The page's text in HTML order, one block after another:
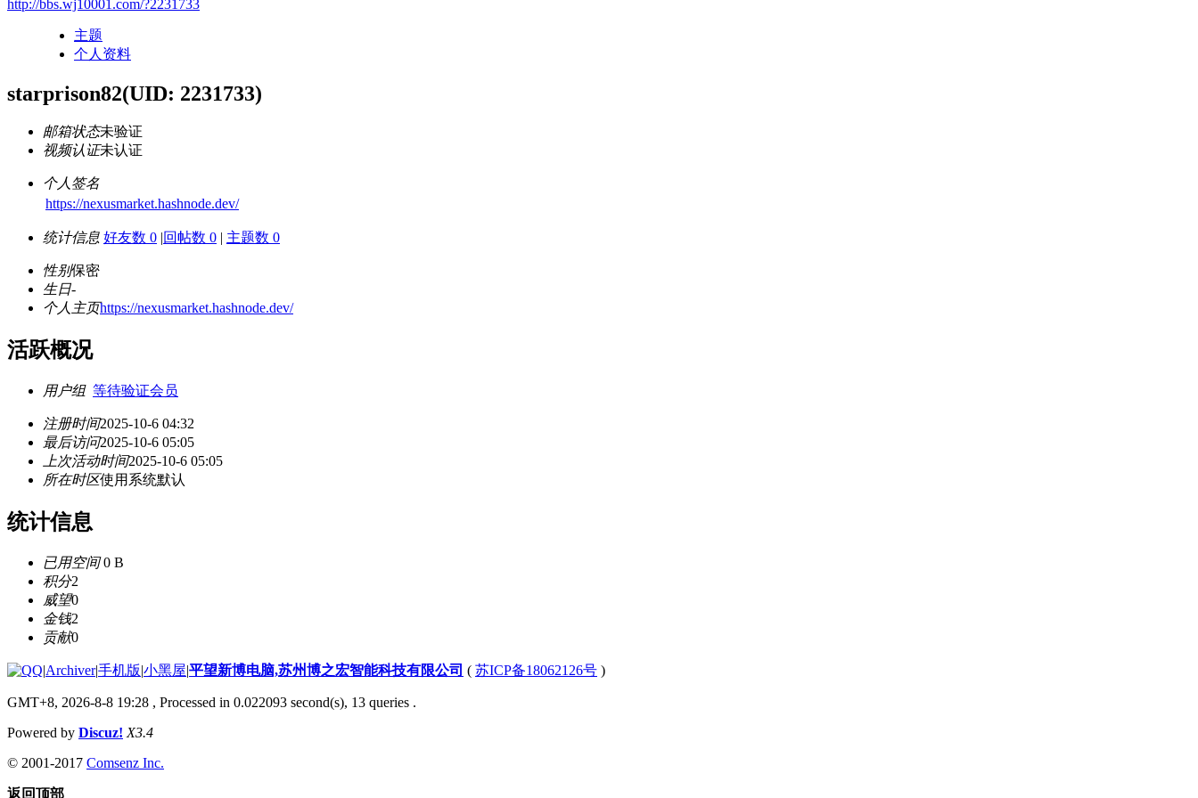
http://bbs.wj10001.com/?2231733
主题
个人资料
starprison82(UID: 2231733)
邮箱状态未验证
视频认证未认证
个人签名
https://nexusmarket.hashnode.dev/
统计信息 好友数 0 |回帖数 0 | 主题数 0
性别保密
生日-
个人主页https://nexusmarket.hashnode.dev/
活跃概况
用户组 等待验证会员
注册时间2025-10-6 04:32
最后访问2025-10-6 05:05
上次活动时间2025-10-6 05:05
所在时区使用系统默认
统计信息
已用空间0 B
积分2
威望0
金钱2
贡献0
|Archiver|手机版|小黑屋|平望新博电脑,苏州博之宏智能科技有限公司 ( 苏ICP备18062126号 )
GMT+8, 2026-8-8 19:28 , Processed in 0.022093 second(s), 13 queries .
Powered by Discuz! X3.4
© 2001-2017 Comsenz Inc.
返回顶部